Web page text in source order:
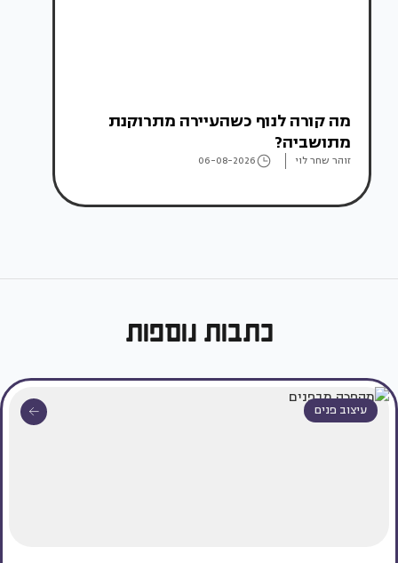
מה קורה לנוף כשהעיירה מתרוקנת
מתושביה?
זוהר שחר לוי 06-08-2026
כתבות נוספות
עיצוב פנים